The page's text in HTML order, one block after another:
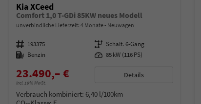
Kia XCeed
Comfort 1,0 T-GDi 85KW neues Modell
unverbindliche Lieferzeit: 4 Monate Neuwagen
Fahrzeugnummer 193375 Getriebe Schalt. 6-Gang
Kraftstoff Benzin Leistung 85 kW (116 PS)
23.490,– €
incl. 19% MwSt.
Details
Verbrauch kombiniert: 6,40 l/100km